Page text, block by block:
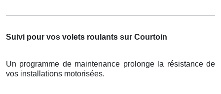
Suivi pour vos volets roulants sur Courtoin
Un programme de maintenance prolonge la résistance de
vos installations motorisées.